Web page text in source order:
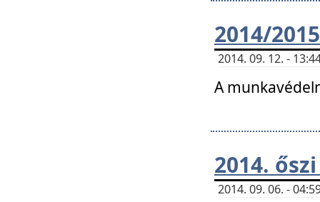
2014/
2014. 09. 12. -
A
2014.
2014. 09. 06. -